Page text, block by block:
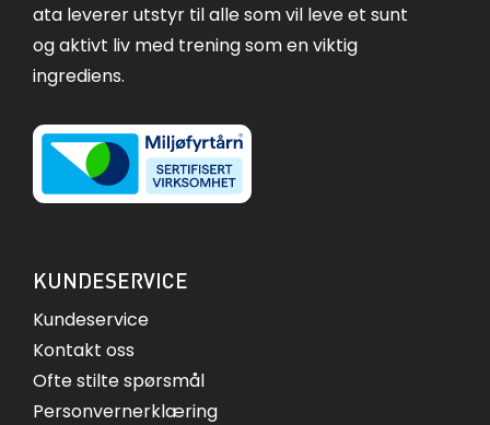
ata leverer utstyr til alle som vil leve et sunt
og aktivt liv med trening som en viktig
ingrediens.
KUNDESERVICE
Kundeservice
Kontakt oss
Ofte stilte spørsmål
Personvernerklæring